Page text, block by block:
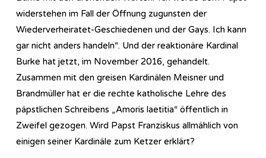
widerstehen im Fall der Öffnung zugunsten der
Wiederverheiratet-Geschiedenen und der Gays. Ich kann
gar nicht anders handeln“. Und der reaktionäre Kardinal
Burke hat jetzt, im November 2016, gehandelt.
Zusammen mit den greisen Kardinälen Meisner und
Brandmüller hat er die rechte katholische Lehre des
päpstlichen Schreibens „Amoris laetitia“ öffentlich in
Zweifel gezogen. Wird Papst Franziskus allmählich von
einigen seiner Kardinäle zum Ketzer erklärt?